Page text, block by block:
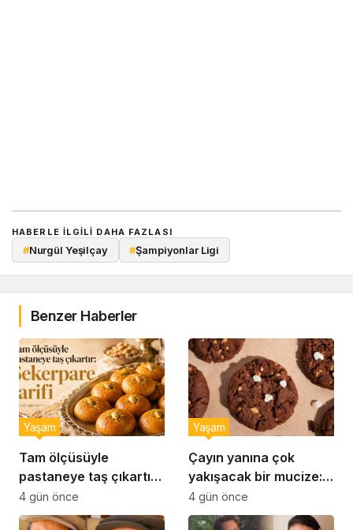
HABERLE ILGILI DAHA FAZLASI
#Nurgül Yeşilçay #Şampiyonlar Ligi
Benzer Haberler
Tam ölçüsüyle
pastaneye taş çıkartır:
Şekerpare tarifi
Yaşam
4 gün önce
Çayın yanına çok
yakışacak bir mucize:
Brownie tadında ıslak
kurabiye tarifi…
Yaşam
4 gün önce